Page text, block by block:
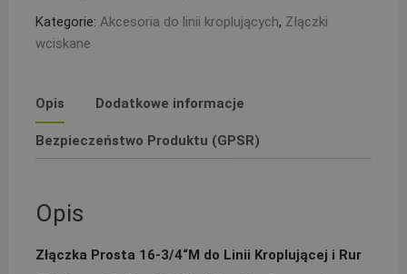
linii
kroplującej
PE
16
Kategorie: Akcesoria do linii kroplujących, Złączki
wciskane
Opis Dodatkowe informacje
Bezpieczeństwo Produktu (GPSR)
Opis
Złączka Prosta 16-3/4“M do Linii Kroplującej i Rur